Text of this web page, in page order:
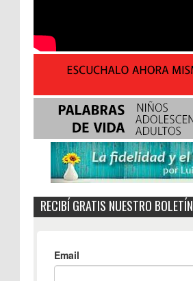
RECIBÍ GRATIS NUESTRO BOLETÍN